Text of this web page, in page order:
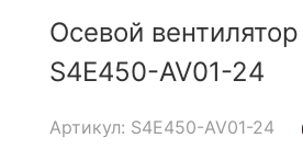
Осевой
S4E450-AV01-24
Артикул: S4E450-AV01-24